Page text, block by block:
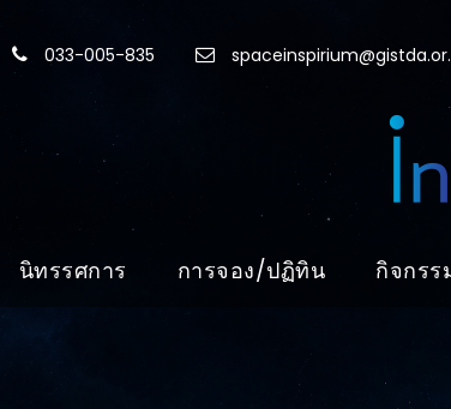
033-005-835
นิทรรศการ การจอง/ปฏิทิน กิจกรร